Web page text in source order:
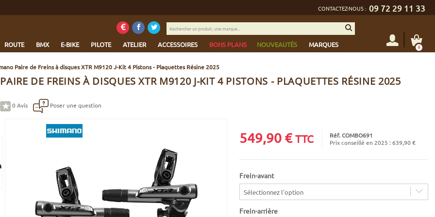
CONTACTEZ-NOUS : 09 72 29 11 33
ROUTE BMX E-BIKE PILOTE ATELIER ACCESSOIRES BONS PLANS NOUVEAUTÉS MARQUES
Rechercher
un
une
marque...
0
Paire de Freins à disques XTR M9120 J-Kit 4 Pistons - Plaquettes Résine 2025
DE FREINS À DISQUES XTR M9120 J-KIT 4 PISTONS - PLAQUETTES RÉSINE 2025
0 Avis Poser une question
549,90€ TTC
Réf. COMBO691
Prix conseillé en 2025 : 639,90 €
Frein-avant
Sélectionnez l'option
Frein-arrière